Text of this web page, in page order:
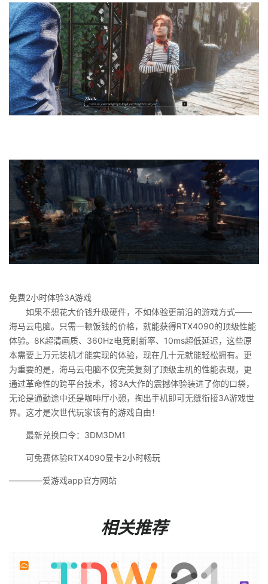
免费2小时体验3A游戏
如果不想花大价钱升级硬件，不如体验更前沿的游戏方式——
海马云电脑。只需一顿饭钱的价格，就能获得RTX4090的顶级性能
体验。8K超清画质、360Hz电竞刷新率、10ms超低延迟，这些原
本需要上万元装机才能实现的体验，现在几十元就能轻松拥有。更
为重要的是，海马云电脑不仅完美复刻了顶级主机的性能表现，更
通过革命性的跨平台技术，将3A大作的震撼体验装进了你的口袋，
无论是通勤途中还是咖啡厅小憩，掏出手机即可无缝衔接3A游戏世
界。这才是次世代玩家该有的游戏自由！
最新兑换口令：3DM3DM1
可免费体验RTX4090显卡2小时畅玩
————爱游戏app官方网站
相关推荐